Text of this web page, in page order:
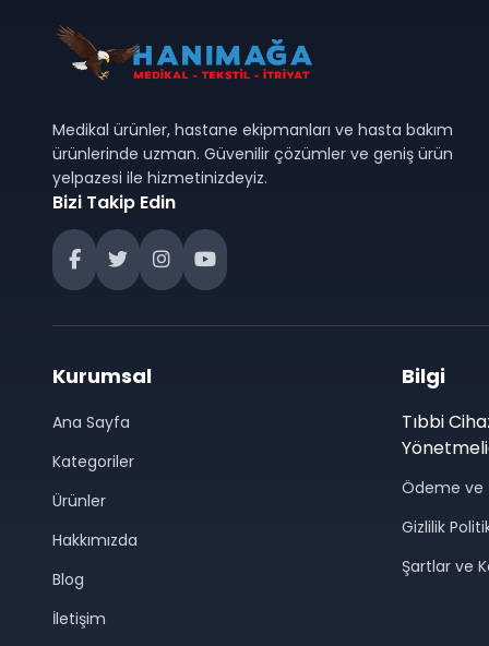
Medikal ürünler, hastane ekipmanları ve hasta bakım
ürünlerinde uzman. Güvenilir çözümler ve geniş ürün
yelpazesi ile hizmetinizdeyiz.
Bizi Takip Edin
Kurumsal
Ana Sayfa
Kategoriler
Ürünler
Hakkımızda
Blog
İletişim
Bilgi
Tıbbi
Ödeme ve
Gizlilik
Şartlar ve